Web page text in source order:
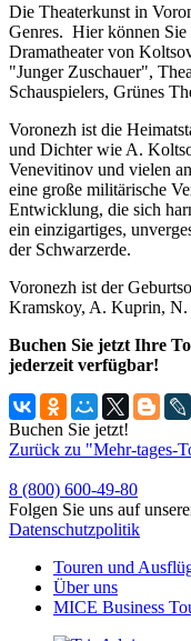
Die Theaterkunst in
Genres. Hier können Sie
Dramatheater von
"Junger Zuschauer",
Schauspielers, Grünes
Voronezh ist die
und Dichter wie A.
Venevitinov und vielen
eine große militärische
Entwicklung, die sich
ein einzigartiges,
der Schwarzerde.
Voronezh ist der
Kramskoy, A. Kuprin, N.
Buchen Sie jetzt Ihre
jederzeit verfügbar!
Buchen Sie jetzt!
Zurück zu "Mehr-tages-
8 (800) 600-49-80
Folgen Sie uns auf
Datenschutzpolitik
Touren und
Über uns
MICE Business